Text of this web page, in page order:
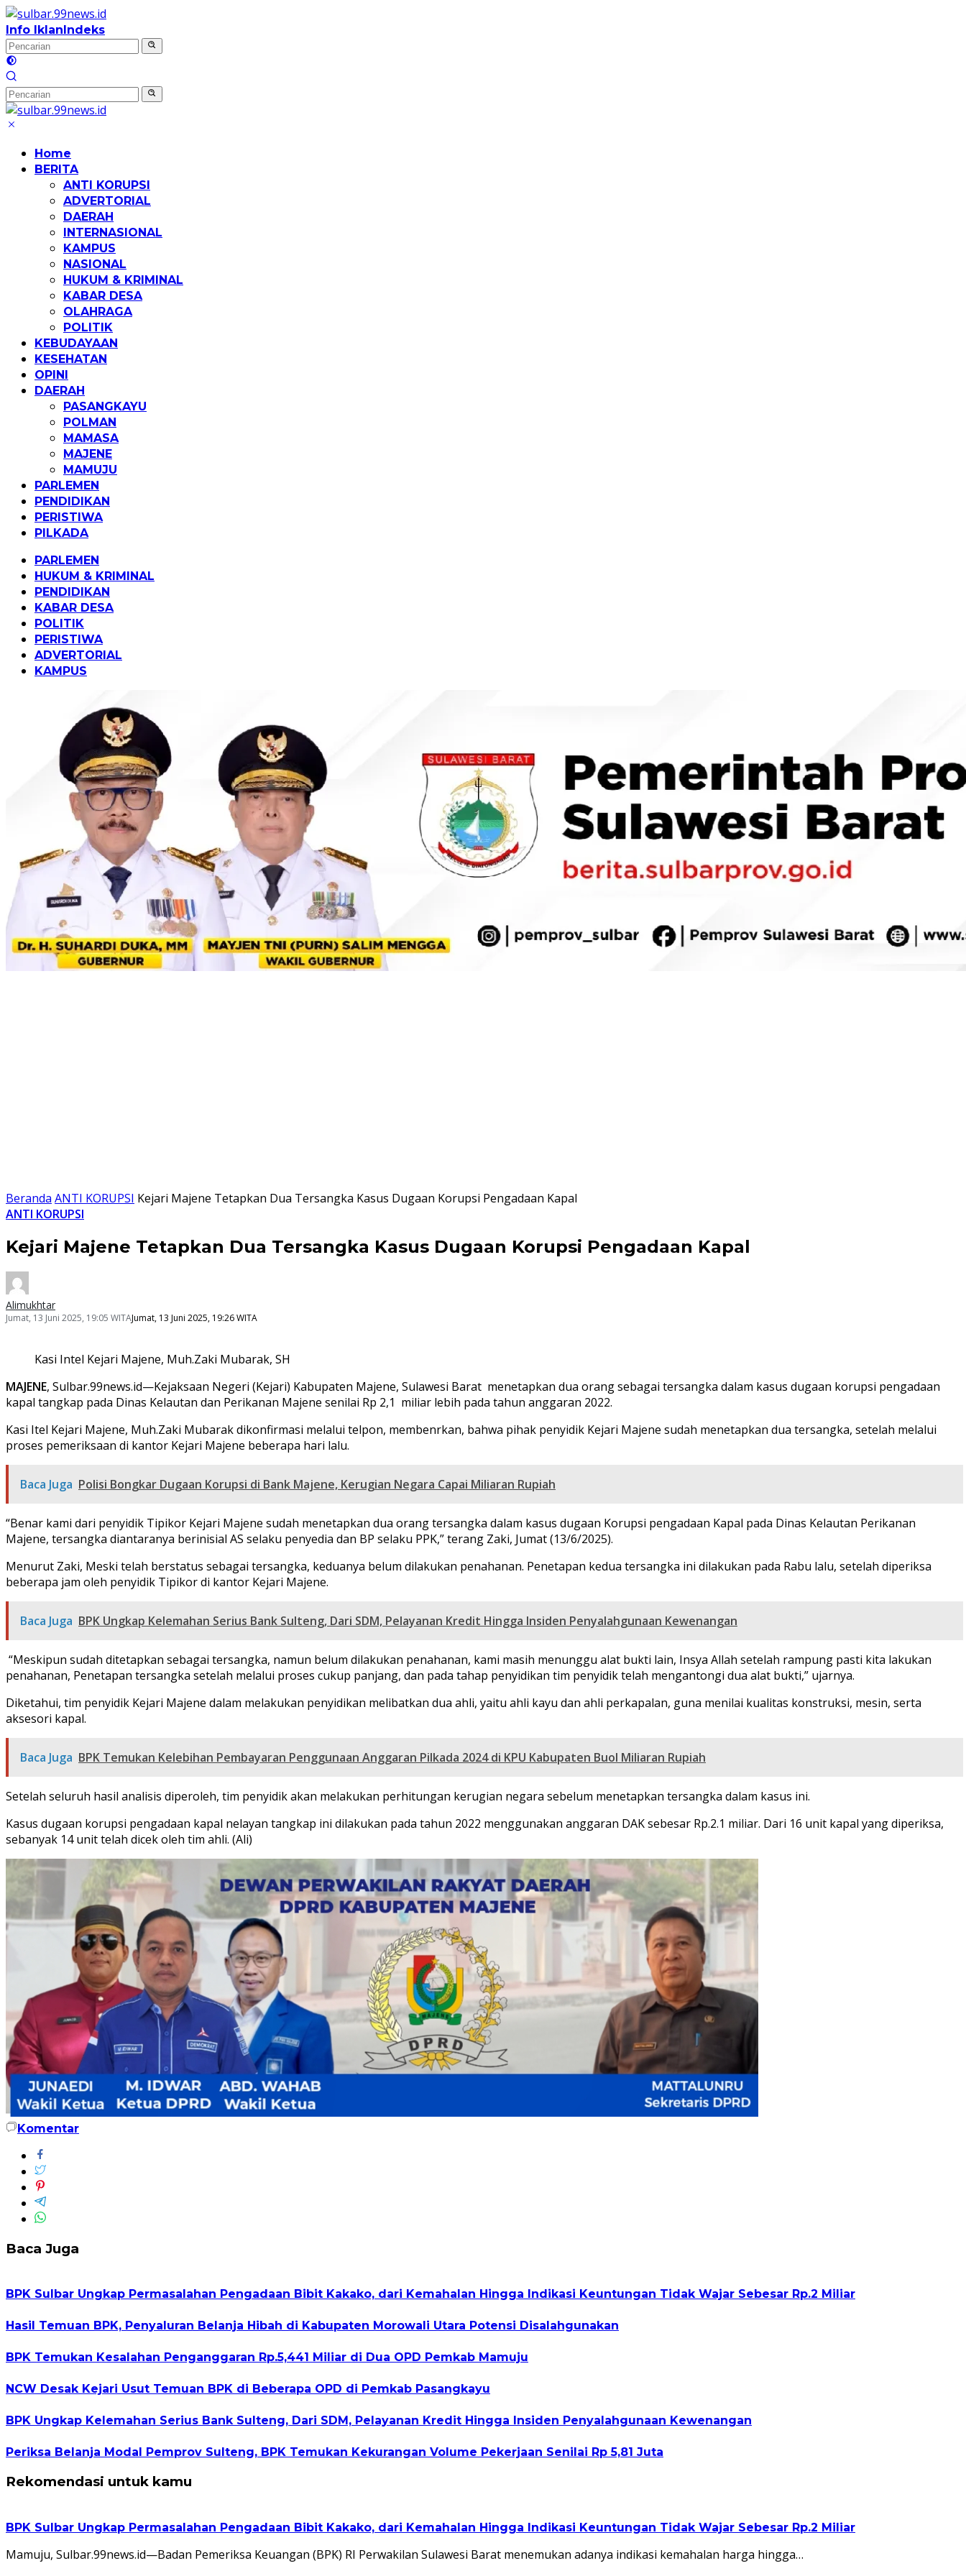
Langsung
ke
konten
Info IklanIndeks
Home
BERITA
ANTI KORUPSI
ADVERTORIAL
DAERAH
INTERNASIONAL
KAMPUS
NASIONAL
HUKUM & KRIMINAL
KABAR DESA
OLAHRAGA
POLITIK
KEBUDAYAAN
KESEHATAN
OPINI
DAERAH
PASANGKAYU
POLMAN
MAMASA
MAJENE
MAMUJU
PARLEMEN
PENDIDIKAN
PERISTIWA
PILKADA
PARLEMEN
HUKUM & KRIMINAL
PENDIDIKAN
KABAR DESA
POLITIK
PERISTIWA
ADVERTORIAL
KAMPUS
Beranda ANTI KORUPSI Kejari Majene Tetapkan Dua Tersangka Kasus Dugaan Korupsi Pengadaan Kapal
ANTI KORUPSI
Kejari Majene Tetapkan Dua Tersangka Kasus Dugaan Korupsi Pengadaan Kapal
Alimukhtar
Jumat, 13 Juni 2025, 19:05 WITAJumat, 13 Juni 2025, 19:26 WITA
Kasi Intel Kejari Majene, Muh.Zaki Mubarak, SH
MAJENE, Sulbar.99news.id—Kejaksaan Negeri (Kejari) Kabupaten Majene, Sulawesi Barat menetapkan dua orang sebagai tersangka dalam kasus dugaan korupsi pengadaan
kapal tangkap pada Dinas Kelautan dan Perikanan Majene senilai Rp 2,1 miliar lebih pada tahun anggaran 2022.
Kasi Itel Kejari Majene, Muh.Zaki Mubarak dikonfirmasi melalui telpon, membenrkan, bahwa pihak penyidik Kejari Majene sudah menetapkan dua tersangka, setelah melalui
proses pemeriksaan di kantor Kejari Majene beberapa hari lalu.
Baca Juga Polisi Bongkar Dugaan Korupsi di Bank Majene, Kerugian Negara Capai Miliaran Rupiah
“Benar kami dari penyidik Tipikor Kejari Majene sudah menetapkan dua orang tersangka dalam kasus dugaan Korupsi pengadaan Kapal pada Dinas Kelautan Perikanan
Majene, tersangka diantaranya berinisial AS selaku penyedia dan BP selaku PPK,” terang Zaki, Jumat (13/6/2025).
Menurut Zaki, Meski telah berstatus sebagai tersangka, keduanya belum dilakukan penahanan. Penetapan kedua tersangka ini dilakukan pada Rabu lalu, setelah diperiksa
beberapa jam oleh penyidik Tipikor di kantor Kejari Majene.
Baca Juga BPK Ungkap Kelemahan Serius Bank Sulteng, Dari SDM, Pelayanan Kredit Hingga Insiden Penyalahgunaan Kewenangan
“Meskipun sudah ditetapkan sebagai tersangka, namun belum dilakukan penahanan, kami masih menunggu alat bukti lain, Insya Allah setelah rampung pasti kita lakukan
penahanan, Penetapan tersangka setelah melalui proses cukup panjang, dan pada tahap penyidikan tim penyidik telah mengantongi dua alat bukti,” ujarnya.
Diketahui, tim penyidik Kejari Majene dalam melakukan penyidikan melibatkan dua ahli, yaitu ahli kayu dan ahli perkapalan, guna menilai kualitas konstruksi, mesin, serta
aksesori kapal.
Baca Juga BPK Temukan Kelebihan Pembayaran Penggunaan Anggaran Pilkada 2024 di KPU Kabupaten Buol Miliaran Rupiah
Setelah seluruh hasil analisis diperoleh, tim penyidik akan melakukan perhitungan kerugian negara sebelum menetapkan tersangka dalam kasus ini.
Kasus dugaan korupsi pengadaan kapal nelayan tangkap ini dilakukan pada tahun 2022 menggunakan anggaran DAK sebesar Rp.2.1 miliar. Dari 16 unit kapal yang diperiksa,
sebanyak 14 unit telah dicek oleh tim ahli. (Ali)
Komentar
Baca Juga
BPK Sulbar Ungkap Permasalahan Pengadaan Bibit Kakako, dari Kemahalan Hingga Indikasi Keuntungan Tidak Wajar Sebesar Rp.2 Miliar
Hasil Temuan BPK, Penyaluran Belanja Hibah di Kabupaten Morowali Utara Potensi Disalahgunakan
BPK Temukan Kesalahan Penganggaran Rp.5,441 Miliar di Dua OPD Pemkab Mamuju
NCW Desak Kejari Usut Temuan BPK di Beberapa OPD di Pemkab Pasangkayu
BPK Ungkap Kelemahan Serius Bank Sulteng, Dari SDM, Pelayanan Kredit Hingga Insiden Penyalahgunaan Kewenangan
Periksa Belanja Modal Pemprov Sulteng, BPK Temukan Kekurangan Volume Pekerjaan Senilai Rp 5,81 Juta
Rekomendasi untuk kamu
BPK Sulbar Ungkap Permasalahan Pengadaan Bibit Kakako, dari Kemahalan Hingga Indikasi Keuntungan Tidak Wajar Sebesar Rp.2 Miliar
Mamuju, Sulbar.99news.id—Badan Pemeriksa Keuangan (BPK) RI Perwakilan Sulawesi Barat menemukan adanya indikasi kemahalan harga hingga…